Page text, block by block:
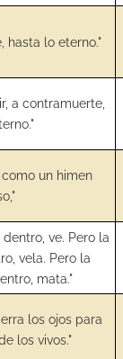
hasta lo eterno."
a contramuerte,
un himen
ve. Pero la
vela. Pero la
mata."
los ojos para
los vivos."